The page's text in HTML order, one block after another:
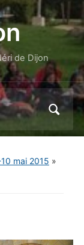
de Dijon
mai 2015 »